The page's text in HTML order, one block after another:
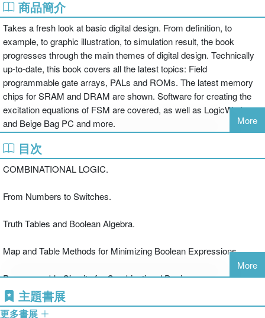
商品簡介
Takes a fresh look at basic digital design. From definition, to
example, to graphic illustration, to simulation result, the book
progresses through the main themes of digital design. Technically
up-to-date, this book covers all the latest topics: Field
programmable gate arrays, PALs and ROMs. The latest memory
chips for SRAM and DRAM are shown. Software for creating the
excitation equations of FSM are covered, as well as LogicWorks
and Beige Bag PC and more.
More
目次
COMBINATIONAL LOGIC.
From Numbers to Switches.
Truth Tables and Boolean Algebra.
Map and Table Methods for Minimizing Boolean Expressions.
Programmable Circuits for Combinational Design.
SEQUENTIAL DESIGN.
More
主題書展
更多書展